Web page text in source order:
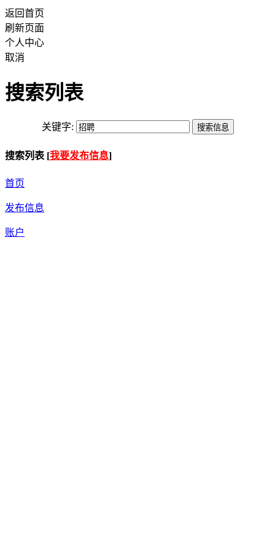
返回首页
刷新页面
个人中心
取消
搜索列表
关键字:
搜索列表 [我要发布信息]
首页
发布信息
账户